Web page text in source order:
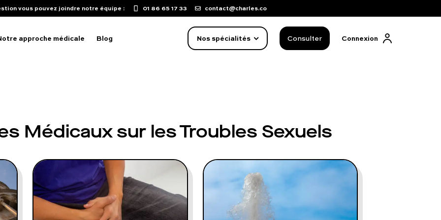
vous pouvez joindre notre équipe : 01 86 65 17 33 contact@charles.co
approche médicale Blog Nos spécialités Consulter Connexion
de libido
sexuels
sur le pénis
FAQ complète
01 86 65 17 33
Médicaux sur les Troubles Sexuels